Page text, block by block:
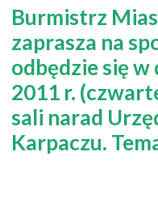
Burmistrz
zaprasza na
odbędzie się
2011 r.
sali narad
Karpaczu.